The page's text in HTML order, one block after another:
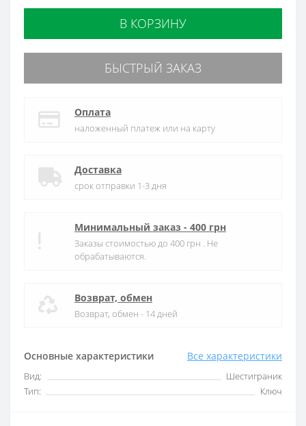
Основные характеристики Все характеристики
Вид:
Шестиграник
Тип:
Ключ
В КОРЗИНУ
БЫСТРЫЙ ЗАКАЗ
Оплата
наложенный платеж или на карту
Доставка
срок отправки 1-3 дня
Минимальный заказ - 400 грн
Заказы стоимостью до 400 грн . Не
обрабатываются.
Возврат, обмен
Возврат, обмен - 14 дней